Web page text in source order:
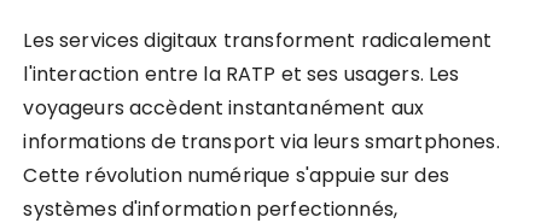
Les services digitaux transforment radicalement
l'interaction entre la RATP et ses usagers. Les
voyageurs accèdent instantanément aux
informations de transport via leurs smartphones.
Cette révolution numérique s'appuie sur des
systèmes d'information perfectionnés,